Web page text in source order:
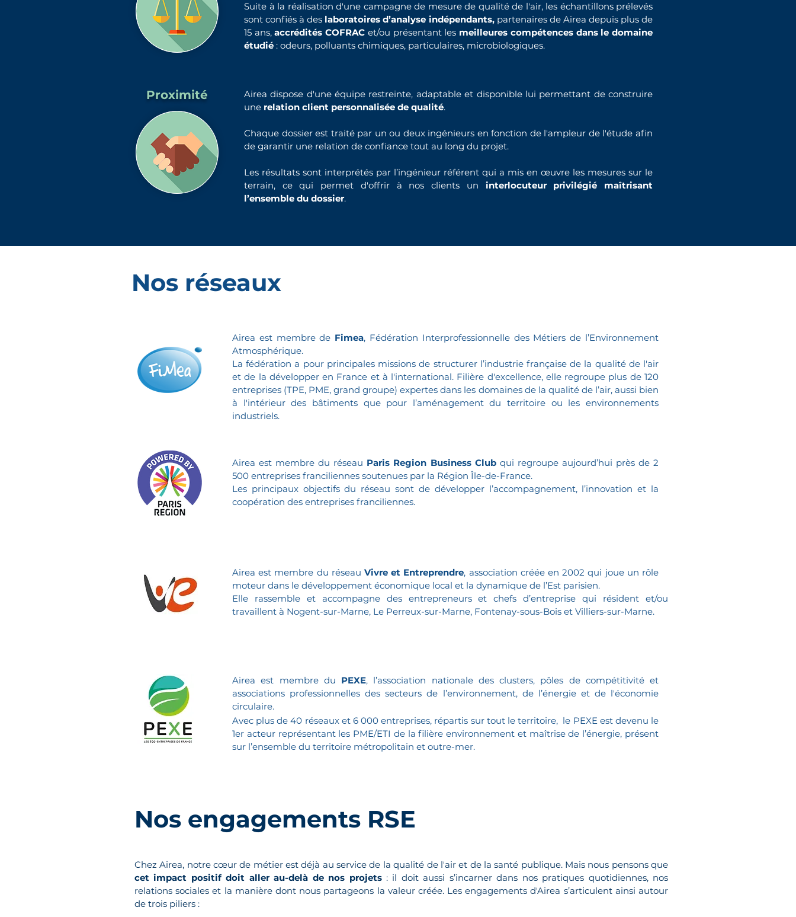
Suite à la réalisation d'une campagne de mesure de qualité de l'air, les échantillons prélevés
sont confiés à des laboratoires d’analyse indépendants,partenaires de Airea depuis plus de
15 ans,accrédités COFRAC et/ou présentant les meilleures compétences dans le domaine
étudié : odeurs, polluants chimiques, particulaires, microbiologiques.
Proximité
Airea dispose d'une équipe restreinte, adaptable et disponible lui permettant de construire
une relation client personnalisée de qualité.
Chaque dossier est traité par un ou deux ingénieurs en fonction de l'ampleur de l'étude afin
de garantir une relation de confiance tout au long du projet.
Les résultats sont interprétés par l’ingénieur référent qui a mis en œuvre les mesures sur le
terrain, ce qui permet d'offrir à nos clients un interlocuteur privilégié maîtrisant
l’ensemble du dossier.
Nos réseaux
Airea est membre de Fimea, Fédération Interprofessionnelle des Métiers de l’Environnement
Atmosphérique.
La fédération a pour principales missions de structurer l’industrie française de la qualité de l'air
et de la développer en France et à l'international. Filière d'excellence, elle regroupe plus de 120
entreprises (TPE, PME, grand groupe) expertes dans les domaines de la qualité de l’air, aussi bien
à l'intérieur des bâtiments que pour l’aménagement du territoire ou les environnements
industriels.
Airea est membre du réseau Paris Region Business Clubqui regroupe aujourd’hui près de 2
500 entreprises franciliennes soutenues par la Région Île-de-France.
Les principaux objectifs du réseau sont de développer l’accompagnement, l’innovation et la
coopération des entreprises franciliennes.
Airea est membre du réseau Vivre et Entreprendre, association créée en 2002 qui joue un rôle
moteur dans le développement économique local et la dynamique de l’Est parisien.
Elle rassemble et accompagne des entrepreneurs et chefs d’entreprise qui résident et/ou
travaillent à Nogent-sur-Marne, Le Perreux-sur-Marne, Fontenay-sous-Bois et Villiers-sur-Marne.
Airea est membre du PEXE, l’association nationale des clusters, pôles de compétitivité et
associations professionnelles des secteurs de l’environnement, de l’énergie et de l'économie
circulaire.
Avec plus de 40 réseaux et 6 000 entreprises, répartis sur tout le territoire, le PEXE est devenu le
1er acteur représentant les PME/ETI de la filière environnement et maîtrise de l’énergie, présent
sur l’ensemble du territoire métropolitain et outre-mer.
Nos engagements RSE
Chez Airea, notre cœur de métier est déjà au service de la qualité de l'air et de la santé publique. Mais nous pensons que
cet impact positif doit aller au-delà de nos projets: il doit aussi s’incarner dans nos pratiques quotidiennes, nos
relations sociales et la manière dont nous partageons la valeur créée.​ Les engagements d'Airea s’articulent ainsi autour
de trois piliers :